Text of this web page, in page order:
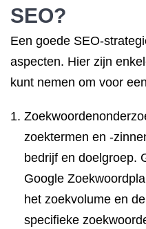
SEO?
Een goede SEO-
aspecten. Hier zijn
kunt nemen om voor
zoektermen en -
bedrijf en doelgroep.
Google
het zoekvolume en
specifieke